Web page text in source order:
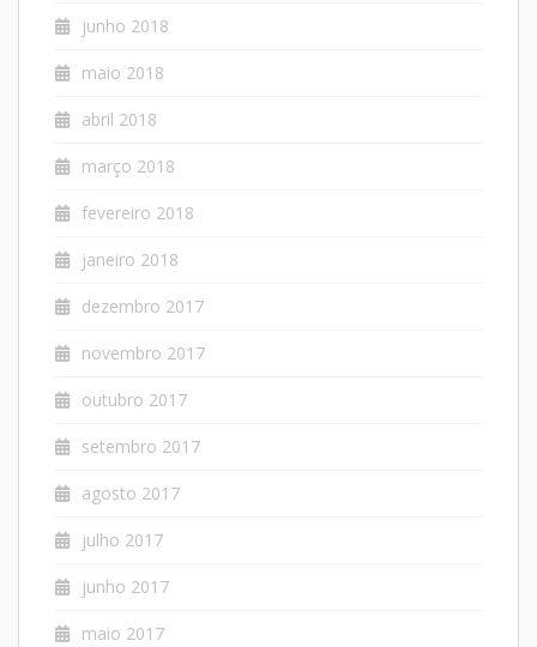
junho 2018
maio 2018
abril 2018
março 2018
fevereiro 2018
janeiro 2018
dezembro 2017
novembro 2017
outubro 2017
setembro 2017
agosto 2017
julho 2017
junho 2017
maio 2017